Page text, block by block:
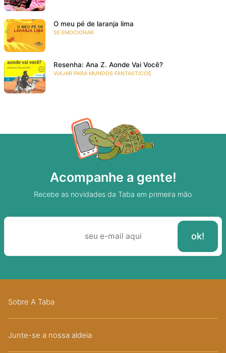
O meu pé de laranja lima
SE EMOCIONAR
Resenha: Ana Z. Aonde Vai Você?
VIAJAR PARA MUNDOS FANTÁSTICOS
Acompanhe a gente!
Recebe as novidades da Taba em primeira mão
Sobre A Taba
Junte-se a nossa aldeia